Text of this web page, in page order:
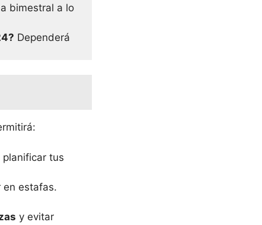
bimestral a lo
Dependerá
tus
en estafas.
y evitar